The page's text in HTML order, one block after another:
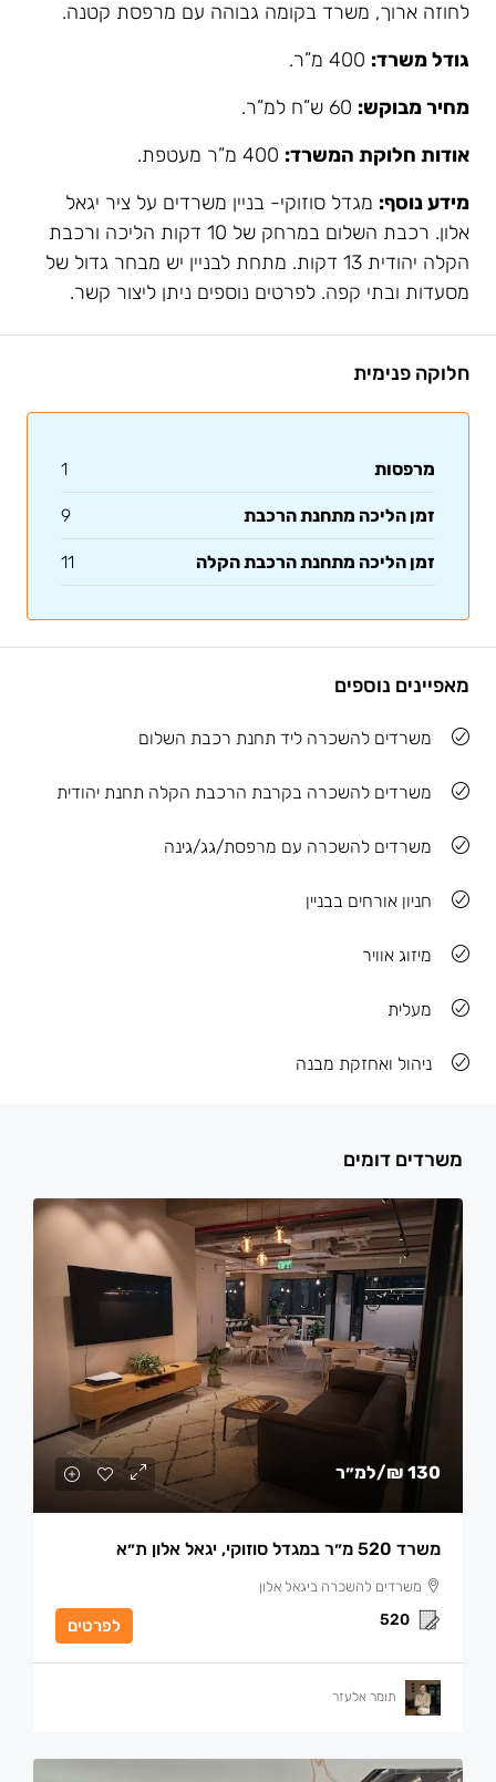
לחוזה ארוך, משרד בקומה גבוהה עם מרפסת קטנה.
גודל משרד:
מחיר מבוקש:
אודות חלוקת המשרד:
מידע נוסף: מגדל סוזוקי- בניין משרדים על ציר יגאל
אלון. רכבת השלום במרחק של 10 דקות הליכה ורכבת
הקלה יהודית 13 דקות. מתחת לבניין יש מבחר גדול של
מסעדות ובתי קפה. לפרטים נוספים ניתן ליצור קשר.
חלוקה פנימית
מרפסות 1
זמן הליכה מתחנת הרכבת 9
זמן הליכה מתחנת הרכבת הקלה 11
מאפיינים נוספים
משרדים להשכרה ליד תחנת רכבת השלום
משרדים להשכרה בקרבת הרכבת הקלה תחנת יהודית
משרדים להשכרה עם מרפסת/גג/גינה
חניון אורחים בבניין
מיזוג אוויר
מעלית
ניהול ואחזקת מבנה
משרדים דומים
130 ₪ /למ״ר
משרד 520 מ״ר במגדל סוזוקי, יגאל אלון ת״א
משרדים להשכרה ביגאל אלון
520 לפרטים
תומר אלעזר